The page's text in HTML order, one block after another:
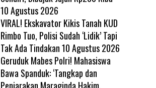
10 Agustus 2026
VIRAL! Ekskavator Kikis Tanah KUD
Rimbo Tuo, Polisi Sudah ‘Lidik’ Tapi
Tak Ada Tindakan10 Agustus 2026
Geruduk Mabes Polri! Mahasiswa
Bawa Spanduk: ‘Tangkap dan
Penjarakan Maraginda Hakim,